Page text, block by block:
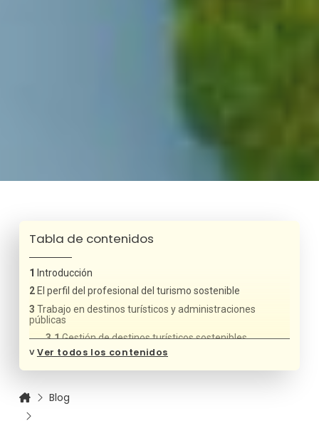
Tabla de contenidos
Introducción
El perfil del profesional del turismo sostenible
Trabajo en destinos turísticos y administraciones
públicas
Gestión de destinos turísticos sostenibles
Políticas públicas y turismo responsable
Empresas turísticas comprometidas con la
Hoteles y alojamientos sostenibles
˅Ver todos los contenidos
Blog